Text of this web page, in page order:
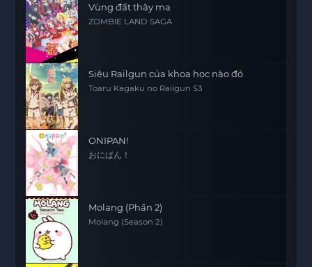
Vùng đất thây ma
ZOMBIE LAND SAGA
Siêu Railgun của khoa học nào đó
Toaru Kagaku no Railgun S3
ONIPAN!
おにぱん！
Molang (Phần 2)
Molang (Season 2)